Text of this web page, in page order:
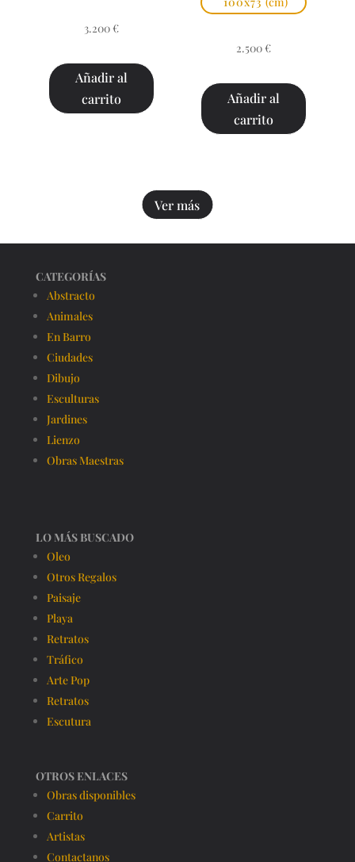
3.200 €
Añadir al
carrito
2.500 €
Añadir al
carrito
Ver más
CATEGORÍAS
Abstracto
Animales
En Barro
Ciudades
Dibujo
Esculturas
Jardines
Lienzo
Obras Maestras
LO MÁS BUSCADO
Oleo
Otros Regalos
Paisaje
Playa
Retratos
Tráfico
Arte Pop
Retratos
Escutura
OTROS ENLACES
Obras disponibles
Carrito
Artistas
Contactanos